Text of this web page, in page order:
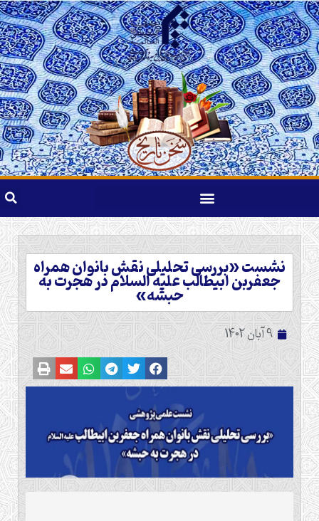
نشست «بررسی تحلیلی نقش بانوان همراه
جعفربن ابیطالب علیه السلام در هجرت به
حبشه»
9 آبان 1402